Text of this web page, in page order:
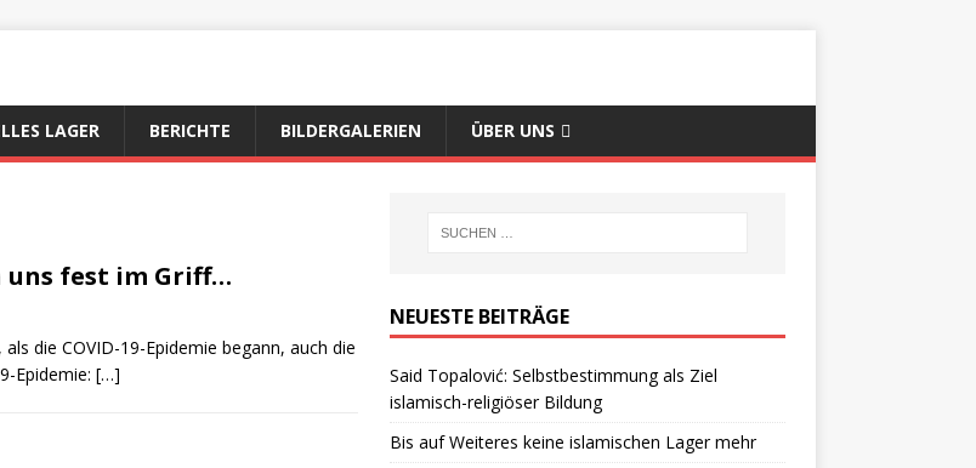
LAGER BERICHTE BILDERGALERIEN ÜBER UNS
uns fest im Griff…
die COVID-19-Epidemie begann, auch die
Epidemie: […]
NEUESTE BEITRÄGE
Said Topalović: Selbstbestimmung als Ziel
islamisch-religiöser Bildung
Bis auf Weiteres keine islamischen Lager mehr